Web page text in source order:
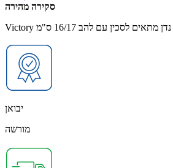
סקירה מהירה
Victory נדן מתאים לסכין עם להב 16/17 ס"מ
יבואן
מורשה